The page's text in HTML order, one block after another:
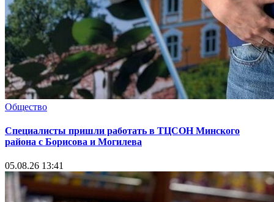
Общество
Специалисты пришли работать в ТЦСОН Минского
района с Борисова и Могилева
05.08.26 13:41